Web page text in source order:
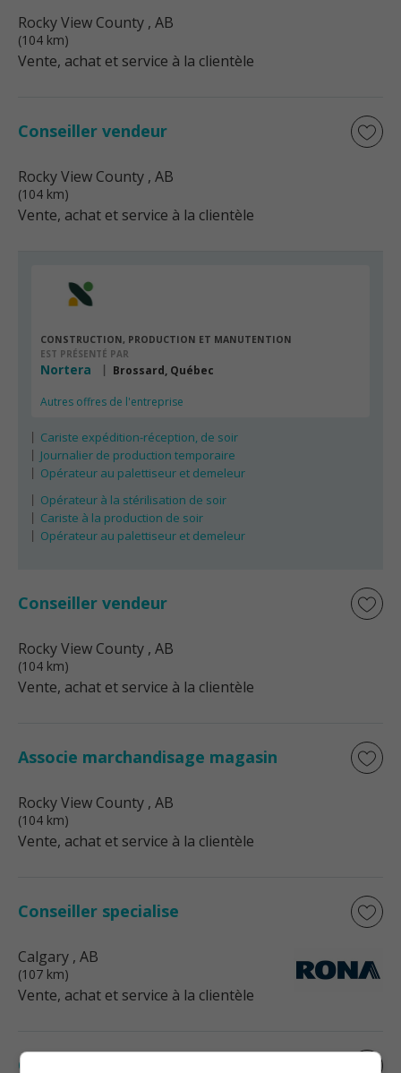
Rocky View County , AB
(104 km)
Vente, achat et service à la clientèle
Conseiller vendeur
Rocky View County , AB
(104 km)
Vente, achat et service à la clientèle
CONSTRUCTION, PRODUCTION ET MANUTENTION
EST PRÉSENTÉ PAR
Nortera Brossard, Québec
Autres offres de l'entreprise
Cariste expédition-réception, de soir
Journalier de production temporaire
Opérateur au palettiseur et demeleur
Opérateur à la stérilisation de soir
Cariste à la production de soir
Opérateur au palettiseur et demeleur
Conseiller vendeur
Rocky View County , AB
(104 km)
Vente, achat et service à la clientèle
Associe marchandisage magasin
Rocky View County , AB
(104 km)
Vente, achat et service à la clientèle
Conseiller specialise
Calgary , AB
(107 km)
Vente, achat et service à la clientèle
Conseiller specialise